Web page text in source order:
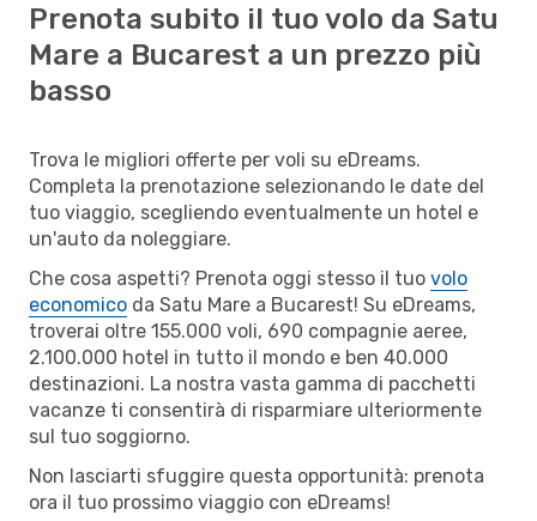
Prenota subito il tuo volo da Satu
Mare a Bucarest a un prezzo più
basso
Trova le migliori offerte per voli su eDreams.
Completa la prenotazione selezionando le date del
tuo viaggio, scegliendo eventualmente un hotel e
un'auto da noleggiare.
Che cosa aspetti? Prenota oggi stesso il tuo volo
economico da Satu Mare a Bucarest! Su eDreams,
troverai oltre 155.000 voli, 690 compagnie aeree,
2.100.000 hotel in tutto il mondo e ben 40.000
destinazioni. La nostra vasta gamma di pacchetti
vacanze ti consentirà di risparmiare ulteriormente
sul tuo soggiorno.
Non lasciarti sfuggire questa opportunità: prenota
ora il tuo prossimo viaggio con eDreams!